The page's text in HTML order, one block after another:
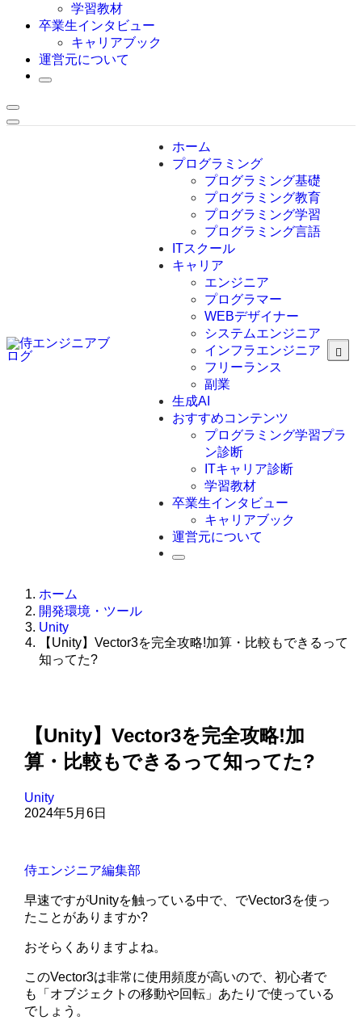
学習教材
卒業生インタビュー
キャリアブック
運営元について
ホーム
プログラミング
プログラミング基礎
プログラミング教育
プログラミング学習
プログラミング言語
C言語
C#
VBA
Go言語
Kotlin
Java
JavaScript
Swift
Ruby
ITスクール
キャリア
エンジニア
プログラマー
WEBデザイナー
システムエンジニア
インフラエンジニア
フリーランス
副業
生成AI
おすすめコンテンツ
プログラミング学習プラ
ン診断
ITキャリア診断
学習教材
卒業生インタビュー
キャリアブック
運営元について
ホーム
開発環境・ツール
Unity
【Unity】Vector3を完全攻略!加算・比較もできるって
知ってた?
【Unity】Vector3を完全攻略!加
算・比較もできるって知ってた?
Unity
2024年5月6日
侍エンジニア編集部
早速ですがUnityを触っている中で、でVector3を使っ
たことがありますか?
おそらくありますよね。
このVector3は非常に使用頻度が高いので、初心者で
も「オブジェクトの移動や回転」あたりで使っている
でしょう。